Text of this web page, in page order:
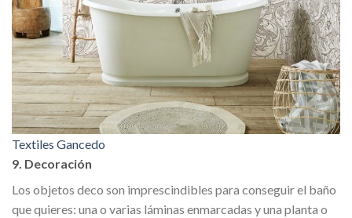
Textiles Gancedo
9. Decoración
Los objetos deco son imprescindibles para conseguir el baño
que quieres: una o varias láminas enmarcadas y una planta o